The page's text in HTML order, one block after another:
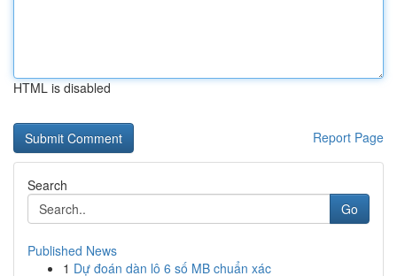
HTML is disabled
Report Page
Search
Go
Published News
1 Dự đoán dàn lô 6 số MB chuẩn xác